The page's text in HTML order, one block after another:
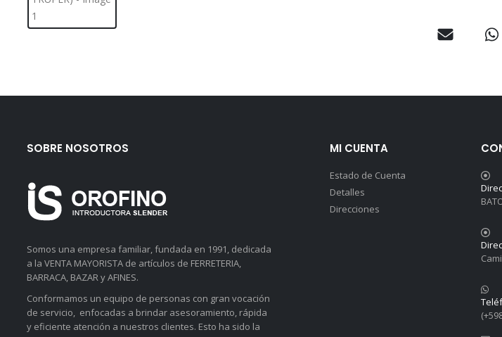
SOBRE NOSOTROS
Somos una empresa familiar, fundada en 1991, dedicada
a la VENTA MAYORISTA de artículos de FERRETERIA,
BARRACA, BAZAR y AFINES.
Conformamos un equipo de personas con gran vocación
de servicio, enfocadas a brindar asesoramiento, rápida
y eficiente atención a nuestros clientes. Esto ha sido la
MI CUENTA
Estado de Cuenta
Detalles
Direcciones